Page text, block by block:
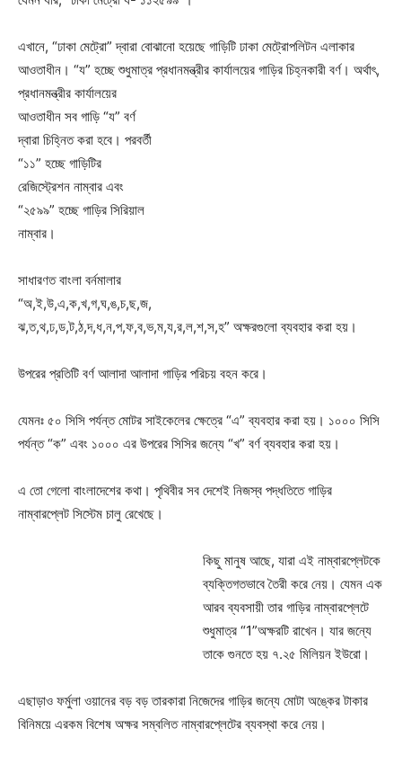
এখানে, “ঢাকা মেট্রো” দ্বারা বোঝানো হয়েছে গাড়িটি ঢাকা মেট্রোপলিটন এলাকার
আওতাধীন। “য” হচ্ছে শুধুমাত্র প্রধানমন্ত্রীর কার্যালয়ের গাড়ির চিহ্নকারী বর্ণ। অর্থাৎ,
প্রধানমন্ত্রীর কার্যালয়ের
আওতাধীন সব গাড়ি “য” বর্ণ
দ্বারা চিহ্নিত করা হবে। পরবর্তী
“১১” হচ্ছে গাড়িটির
রেজিস্ট্রেশন নাম্বার এবং
“২৫৯৯” হচ্ছে গাড়ির সিরিয়াল
নাম্বার।
সাধারণত বাংলা বর্নমালার
“অ,ই,উ,এ,ক,খ,গ,ঘ,ঙ,চ,ছ,জ,
ঝ,ত,থ,ঢ,ড,ট,ঠ,দ,ধ,ন,প,ফ,ব,ভ,ম,য,র,ল,শ,স,হ” অক্ষরগুলো ব্যবহার করা হয়।
উপরের প্রতিটি বর্ণ আলাদা আলাদা গাড়ির পরিচয় বহন করে।
যেমনঃ ৫০ সিসি পর্যন্ত মোটর সাইকেলের ক্ষেত্রে “এ” ব্যবহার করা হয়। ১০০০ সিসি
পর্যন্ত “ক” এবং ১০০০ এর উপরের সিসির জন্যে “খ” বর্ণ ব্যবহার করা হয়।
এ তো গেলো বাংলাদেশের কথা। পৃথিবীর সব দেশেই নিজস্ব পদ্ধতিতে গাড়ির
নাম্বারপ্লেট সিস্টেম চালু রেখেছে।
কিছু মানুষ আছে, যারা এই নাম্বারপ্লেটকে
ব্যক্তিগতভাবে তৈরী করে নেয়। যেমন এক
আরব ব্যবসায়ী তার গাড়ির নাম্বারপ্লেটে
শুধুমাত্র “1”অক্ষরটি রাখেন। যার জন্যে
তাকে গুনতে হয় ৭.২৫ মিলিয়ন ইউরো।
এছাড়াও ফর্মুলা ওয়ানের বড় বড় তারকারা নিজেদের গাড়ির জন্যে মোটা অঙ্কের টাকার
বিনিময়ে এরকম বিশেষ অক্ষর সম্বলিত নাম্বারপ্লেটের ব্যবস্থা করে নেয়।